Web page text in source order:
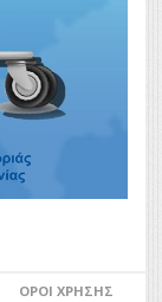
ΌΡΟΙ ΧΡΉΣΗΣ